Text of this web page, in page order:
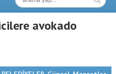
avokado